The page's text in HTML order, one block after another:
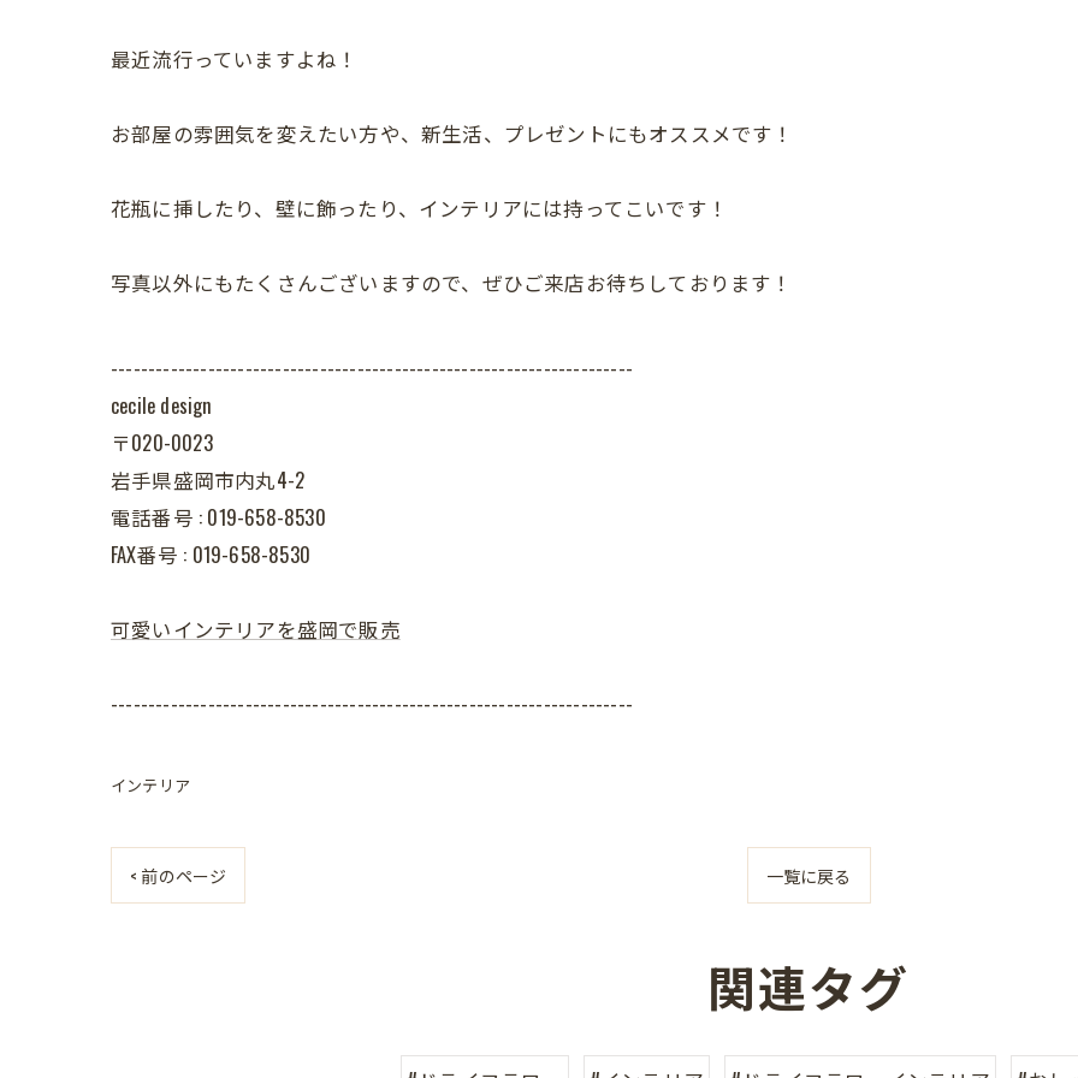
最近流行っていますよね！
お部屋の雰囲気を変えたい方や、新生活、プレゼントにもオススメです！
花瓶に挿したり、壁に飾ったり、インテリアには持ってこいです！
写真以外にもたくさんございますので、ぜひご来店お待ちしております！
----------------------------------------------------------------------
cecile design
〒020-0023
岩手県盛岡市内丸4-2
電話番号 : 019-658-8530
FAX番号 : 019-658-8530
可愛いインテリアを盛岡で販売
----------------------------------------------------------------------
インテリア
< 前のページ 一覧に戻る
関連タグ